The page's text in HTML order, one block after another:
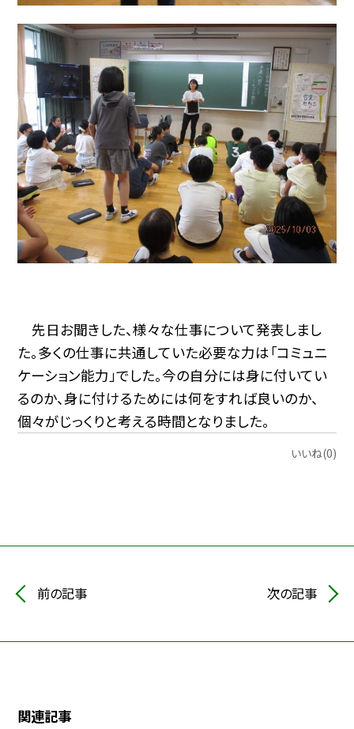
先日お聞きした、様々な仕事について発表しまし
た。多くの仕事に共通していた必要な力は「コミュニ
ケーション能力」でした。今の自分には身に付いてい
るのか、身に付けるためには何をすれば良いのか、
個々がじっくりと考える時間となりました。
いいね(0)
前の記事 次の記事
関連記事